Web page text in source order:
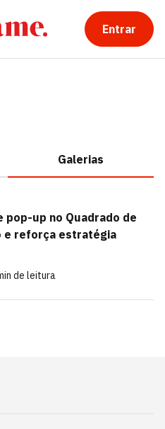
Entrar
Galerias
pop-up no Quadrado de
e reforça estratégia
de leitura